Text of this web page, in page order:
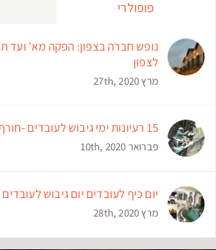
פופולרי
נופש חברה בצפון: הפקה מא' ועד
לצפון
מרץ 27th, 2020
15 רעיונות ימי גיבוש לעובדים -חורף בצפון
פברואר 10th, 2020
יום כיף לעובדים יום גיבוש
מרץ 28th, 2020